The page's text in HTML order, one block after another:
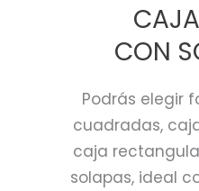
CON
Podrás elegir
cuadradas,
caja
solapas, ideal